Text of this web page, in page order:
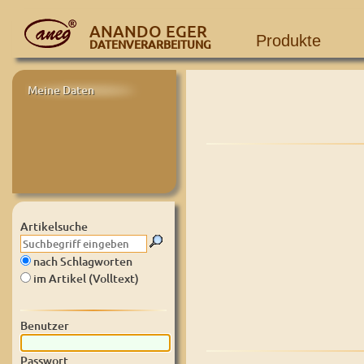
ANANDO EGER
DATENVERARBEITUNG Produkte
Meine Daten
Artikelsuche
nach Schlagworten
im Artikel (Volltext)
Benutzer
Passwort